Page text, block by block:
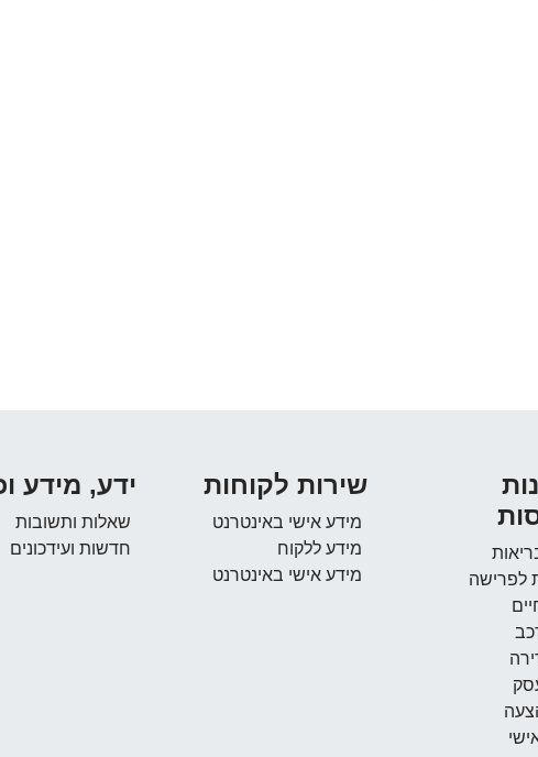
לפרישה
שירות לקוחות
מידע אישי באינטרנט
מידע ללקוח
מידע אישי באינטרנט
ידע, מידע
שאלות ותשובות
חדשות ועידכונים